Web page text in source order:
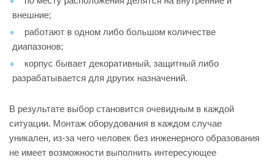
внешние;
работают в одном либо большом количестве
диапазонов;
корпус бывает декоративный, защитный либо
разрабатывается для других назначений.
В результате выбор становится очевидным в каждой
ситуации. Монтаж оборудования в каждом случае
уникален, из-за чего человек без инженерного образования
не имеет возможности выполнить интересующее